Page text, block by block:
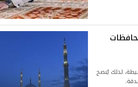
لذلك يُنصح